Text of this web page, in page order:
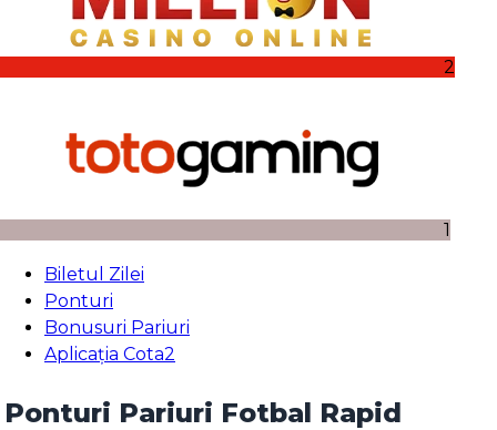
2
1
Biletul Zilei
Ponturi
Bonusuri Pariuri
Aplicația Cota2
Ponturi Pariuri Fotbal Rapid